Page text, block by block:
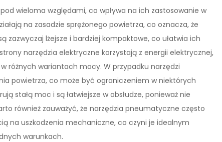
wieloma względami, co wpływa na ich zastosowanie w
na zasadzie sprężonego powietrza, co oznacza, że
zazwyczaj lżejsze i bardziej kompaktowe, co ułatwia ich
narzędzia elektryczne korzystają z energii elektrycznej,
różnych wariantach mocy. W przypadku narzędzi
powietrza, co może być ograniczeniem w niektórych
stałą moc i są łatwiejsze w obsłudze, ponieważ nie
również zauważyć, że narzędzia pneumatyczne często
na uszkodzenia mechaniczne, co czyni je idealnym
warunkach.